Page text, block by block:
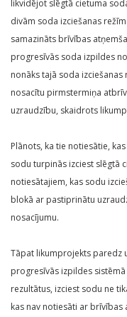
likvidējot slēgtā cietuma
divām soda izciešanas
samazināts brīvības
progresīvās soda izpildes
nonāks tajā soda
nosacītu pirmstermiņa
uzraudzību, skaidrots
Plānots, ka tie notiesātie,
sodu turpinās izciest slēgtā
notiesātajiem, kas sodu
blokā ar pastiprinātu
nosacījumu.
Tāpat likumprojekts paredz
progresīvās izpildes
rezultātus, izciest sodu ne
kas nav notiesāti ar brīvības